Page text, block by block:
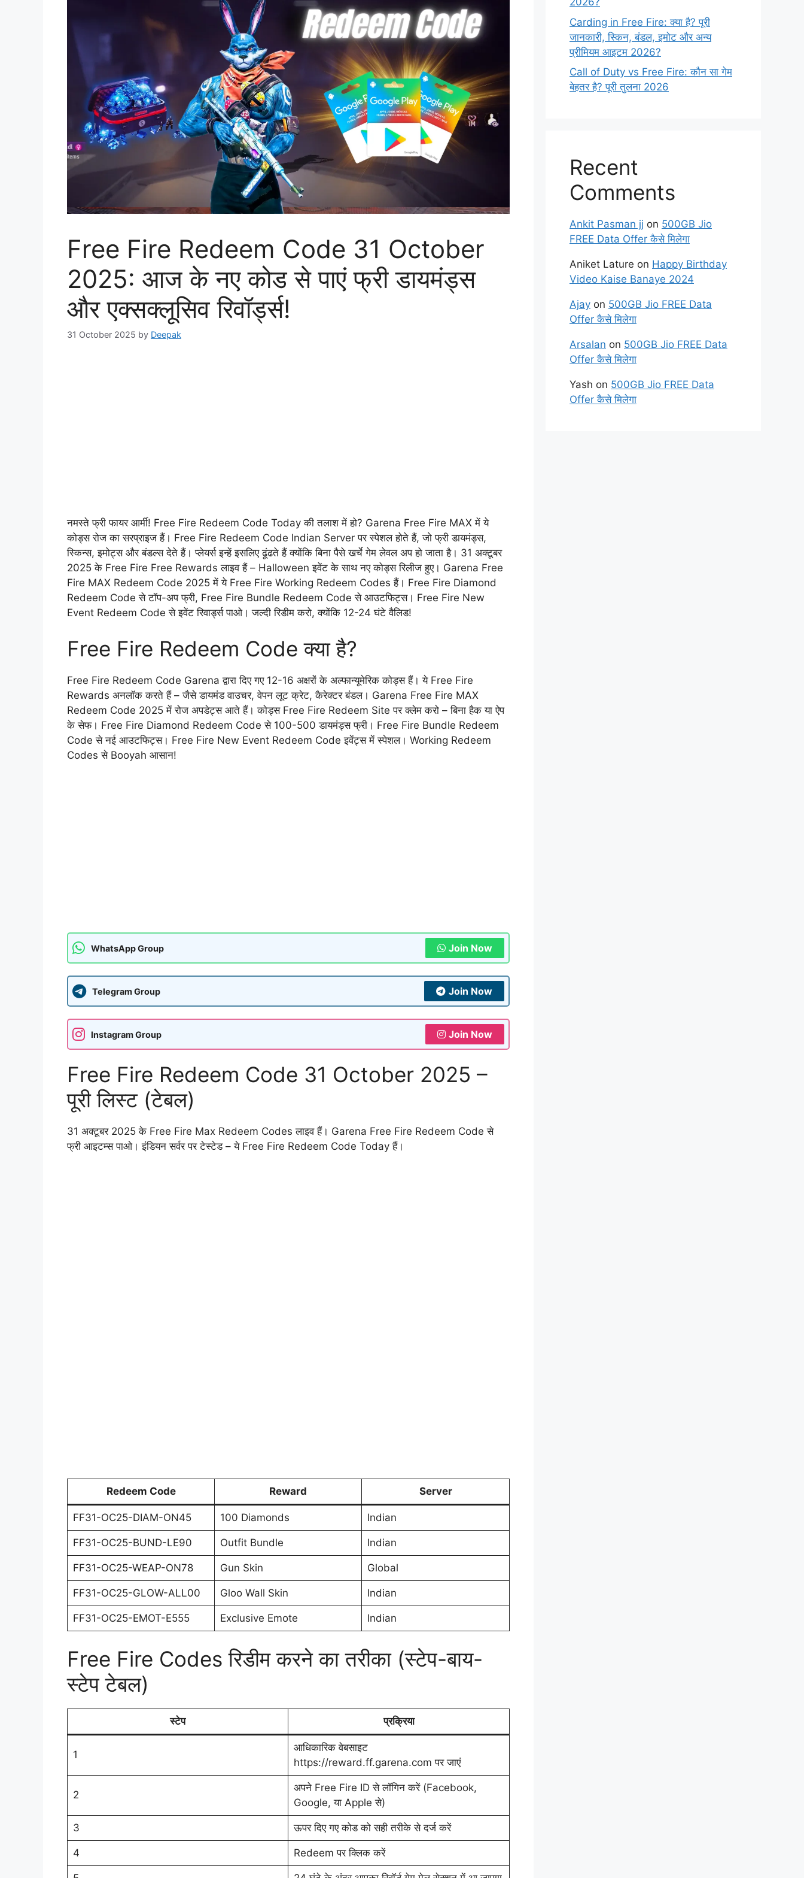
Free Fire Redeem Code 31 October
2025: आज के नए कोड से पाएं फ्री डायमंड्स
और एक्सक्लूसिव रिवॉर्ड्स!
31 October 2025 by Deepak
नमस्ते फ्री फायर आर्मी! Free Fire Redeem Code Today की तलाश में हो? Garena Free Fire MAX में ये
कोड्स रोज का सरप्राइज हैं। Free Fire Redeem Code Indian Server पर स्पेशल होते हैं, जो फ्री डायमंड्स,
स्किन्स, इमोट्स और बंडल्स देते हैं। प्लेयर्स इन्हें इसलिए ढूंढते हैं क्योंकि बिना पैसे खर्चे गेम लेवल अप हो जाता है। 31 अक्टूबर
2025 के Free Fire Free Rewards लाइव हैं – Halloween इवेंट के साथ नए कोड्स रिलीज हुए। Garena Free
Fire MAX Redeem Code 2025 में ये Free Fire Working Redeem Codes हैं। Free Fire Diamond
Redeem Code से टॉप-अप फ्री, Free Fire Bundle Redeem Code से आउटफिट्स। Free Fire New
Event Redeem Code से इवेंट रिवार्ड्स पाओ। जल्दी रिडीम करो, क्योंकि 12-24 घंटे वैलिड!
Free Fire Redeem Code क्या है?
Free Fire Redeem Code Garena द्वारा दिए गए 12-16 अक्षरों के अल्फान्यूमेरिक कोड्स हैं। ये Free Fire
Rewards अनलॉक करते हैं – जैसे डायमंड वाउचर, वेपन लूट क्रेट, कैरेक्टर बंडल। Garena Free Fire MAX
Redeem Code 2025 में रोज अपडेट्स आते हैं। कोड्स Free Fire Redeem Site पर क्लेम करो – बिना हैक या ऐप
के सेफ। Free Fire Diamond Redeem Code से 100-500 डायमंड्स फ्री। Free Fire Bundle Redeem
Code से नई आउटफिट्स। Free Fire New Event Redeem Code इवेंट्स में स्पेशल। Working Redeem
Codes से Booyah आसान!
WhatsApp Group Join Now
Telegram Group Join Now
Instagram Group Join Now
Free Fire Redeem Code 31 October 2025 –
पूरी लिस्ट (टेबल)
31 अक्टूबर 2025 के Free Fire Max Redeem Codes लाइव हैं। Garena Free Fire Redeem Code से
फ्री आइटम्स पाओ। इंडियन सर्वर पर टेस्टेड – ये Free Fire Redeem Code Today हैं।
Redeem Code Reward Server
FF31-OC25-DIAM-ON45 100 Diamonds Indian
FF31-OC25-BUND-LE90 Outfit Bundle Indian
FF31-OC25-WEAP-ON78 Gun Skin Global
FF31-OC25-GLOW-ALL00 Gloo Wall Skin Indian
FF31-OC25-EMOT-E555 Exclusive Emote Indian
Free Fire Codes रिडीम करने का तरीका (स्टेप-बाय-
स्टेप टेबल)
स्टेप प्रक्रिया
1
आधिकारिक वेबसाइट
https://reward.ff.garena.com पर जाएं
2
अपने Free Fire ID से लॉगिन करें (Facebook,
Google, या Apple से)
3 ऊपर दिए गए कोड को सही तरीके से दर्ज करें
4 Redeem पर क्लिक करें
Carding in Free Fire: क्या है? पूरी
जानकारी, स्किन, बंडल, इमोट और अन्य
प्रीमियम आइटम 2026?
Call of Duty vs Free Fire: कौन सा गेम
बेहतर है? पूरी तुलना 2026
Recent
Comments
Ankit Pasman jj on 500GB Jio
FREE Data Offer कैसे मिलेगा
Aniket Lature on Happy Birthday
Video Kaise Banaye 2024
Ajay on 500GB Jio FREE Data
Offer कैसे मिलेगा
Arsalan on 500GB Jio FREE Data
Offer कैसे मिलेगा
Yash on 500GB Jio FREE Data
Offer कैसे मिलेगा